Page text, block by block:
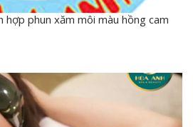
phun xăm môi màu hồng cam